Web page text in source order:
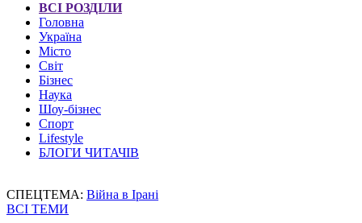
ВСІ РОЗДІЛИ
Головна
Україна
Місто
Світ
Бізнес
Наука
Шоу-бізнес
Спорт
Lifestyle
БЛОГИ ЧИТАЧІВ
СПЕЦТЕМА: Війна в Ірані
ВСІ ТЕМИ